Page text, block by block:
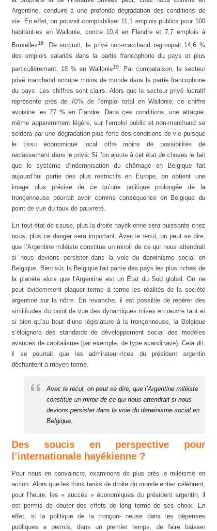
Argentine, conduire à une profonde dégradation des conditions de
vie. En effet, on pouvait comptabiliser 11,1 emplois publics pour 100
habitant·es en Wallonie, contre 10,4 en Flandre et 7,7 emplois à
Bruxelles18. De surcroit, le privé non-marchand regroupait 14,6 %
des emplois salariés dans la partie francophone du pays et plus
particulièrement, 18 % en Wallonie19. Par comparaison, le secteur
privé marchand occupe moins de monde dans la partie francophone
du pays. Les chiffres sont clairs. Alors que le secteur privé lucratif
représente près de 70% de l’emploi total en Wallonie, ce chiffre
avoisine les 77 % en Flandre. Dans ces conditions, une attaque,
même apparemment légère, sur l’emploi public et non-marchand se
soldera par une dégradation plus forte des conditions de vie puisque
le tissu économique local offre moins de possibilités de
reclassement dans le privé. Si l’on ajoute à cet état de choses le fait
que le système d’indemnisation du chômage en Belgique fait
aujourd’hui partie des plus restrictifs en Europe, on obtient une
image plus précise de ce qu’une politique prolongée de la
tronçonneuse pourrait avoir comme conséquence en Belgique du
point de vue du taux de pauvreté.
En tout état de cause, plus la droite hayékienne sera puissante chez
nous, plus ce danger sera important. Avec le recul, on peut se dire,
que l’Argentine miléiste constitue un miroir de ce qui nous attendrait
si nous devions persister dans la voie du darwinisme social en
Belgique. Bien sûr, la Belgique fait partie des pays les plus riches de
la planète alors que l’Argentine est un État du Sud global. On ne
peut évidemment plaquer terme à terme les réalités de la société
argentine sur la nôtre. En revanche, il est possible de repérer des
similitudes du point de vue des dynamiques mises en œuvre tant et
si bien qu’au bout d’une législature à la tronçonneuse, la Belgique
s’éloignera des standards de développement social des modèles
avancés de capitalisme (par exemple, de type scandinave). Cela dit,
il se pourrait que les admirateur·rices du président argentin
déchantent à moyen terme.
Avec le recul, on peut se dire, que l’Argentine miléiste
constitue un miroir de ce qui nous attendrait si nous
devions persister dans la voie du darwinisme social en
Belgique.
Des soucis en perspective pour
l’internationale hayékienne ?
Pour nous en convaincre, examinons de plus près le miléisme en
action. Alors que les think tanks de droite du monde entier célèbrent,
pour l’heure, les « succès » économiques du président argentin, il
est permis de douter des effets de long terme de ses choix. En
effet, si la politique de la tronçon- neuse dans les dépenses
publiques a permis, dans un premier temps, de faire baisser